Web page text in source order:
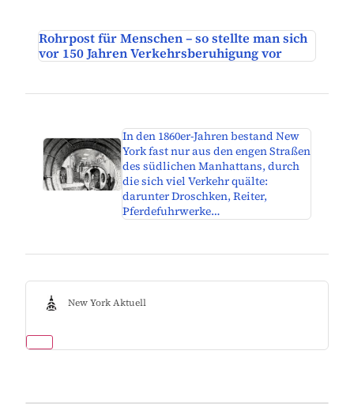
Rohrpost für Menschen – so stellte man sich
vor 150 Jahren Verkehrsberuhigung vor
In den 1860er-Jahren bestand New
York fast nur aus den engen Straßen
des südlichen Manhattans, durch
die sich viel Verkehr quälte:
darunter Droschken, Reiter,
Pferdefuhrwerke…
New York Aktuell